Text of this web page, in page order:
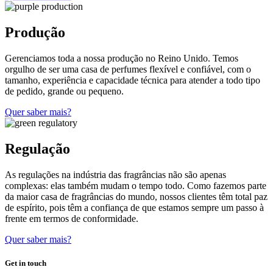
Produção
Gerenciamos toda a nossa produção no Reino Unido. Temos
orgulho de ser uma casa de perfumes flexível e confiável, com o
tamanho, experiência e capacidade técnica para atender a todo tipo
de pedido, grande ou pequeno.
Quer saber mais?
Regulação
As regulações na indústria das fragrâncias não são apenas
complexas: elas também mudam o tempo todo. Como fazemos parte
da maior casa de fragrâncias do mundo, nossos clientes têm total paz
de espírito, pois têm a confiança de que estamos sempre um passo à
frente em termos de conformidade.
Quer saber mais?
Get in touch